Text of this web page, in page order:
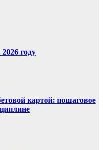
году
картой: пошаговое